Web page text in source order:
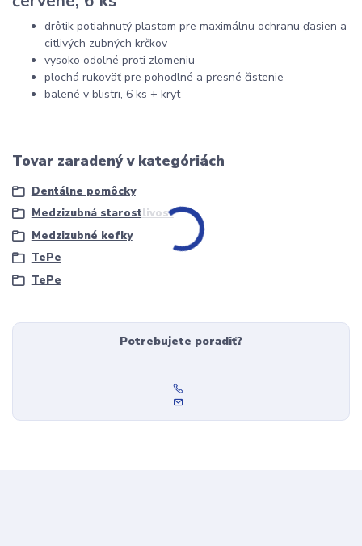
drôtik potiahnutý plastom pre maximálnu ochranu ďasien a
citlivých zubných krčkov
vysoko odolné proti zlomeniu
plochá rukoväť pre pohodlné a presné čistenie
balené v blistri, 6 ks + kryt
Tovar zaradený v kategóriách
Dentálne pomôcky
Medzizubná starostlivosť
Medzizubné kefky
TePe
TePe
Potrebujete poradiť?